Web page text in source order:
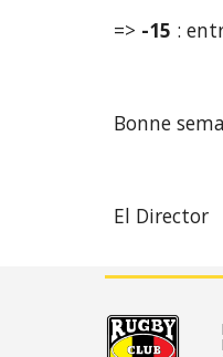
=> -15 :
Bonne
El Director